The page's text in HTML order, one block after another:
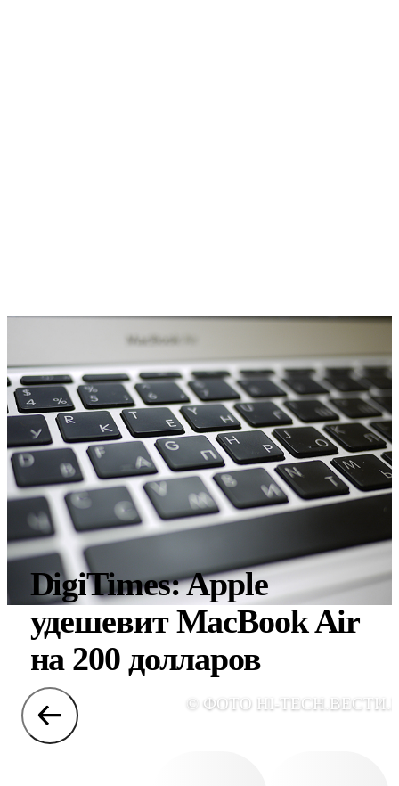
DigiTimes: Apple
удешевит MacBook Air
на 200 долларов
© ФОТО HI-